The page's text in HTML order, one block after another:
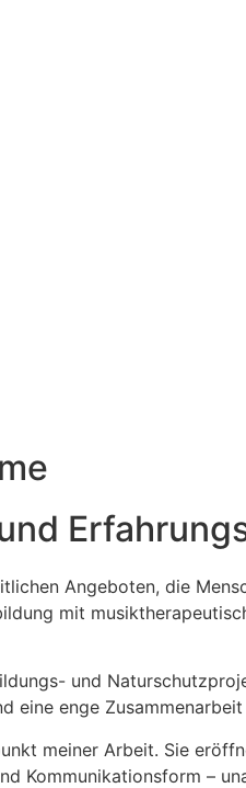
Angeboten, die
mit
und
eine enge
meiner Arbeit. Sie
Kommunikationsform –